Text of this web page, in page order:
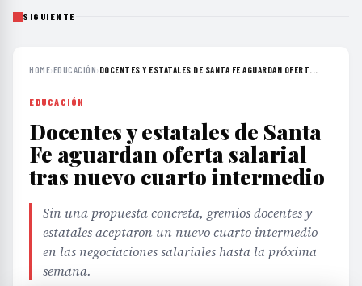
SIGUIENTE
HOME›EDUCACIÓN› DOCENTES Y ESTATALES DE SANTA FE AGUARDAN OFERT...
EDUCACIÓN
Docentes y estatales de Santa
Fe aguardan oferta salarial
tras nuevo cuarto intermedio
Sin una propuesta concreta, gremios docentes y
estatales aceptaron un nuevo cuarto intermedio
en las negociaciones salariales hasta la próxima
semana.